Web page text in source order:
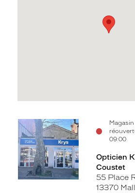
09:00
Voir
la
fiche
Opticien
Coustet
55 Place
13370